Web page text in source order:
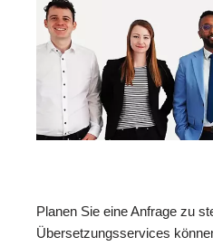
Planen Sie eine Anfrage zu
Übersetzungsservices